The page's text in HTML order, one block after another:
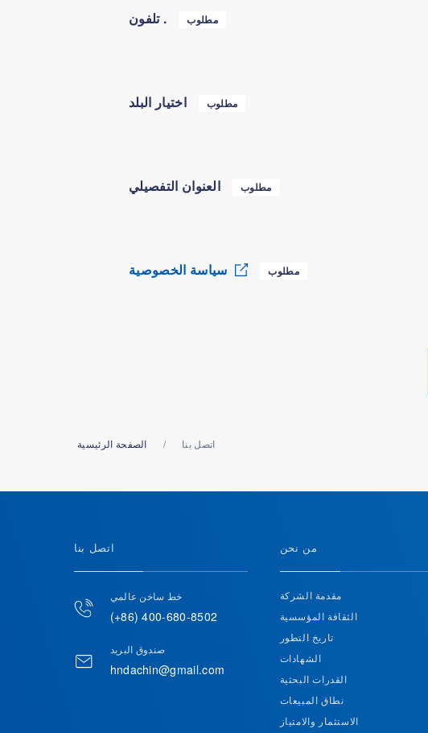
تلفون . مطلوب
اختيار البلد مطلوب
العنوان التفصيلي مطلوب
سياسة الخصوصية مطلوب
الصفحة الرئيسية اتصل بنا
اتصل بنا
خط ساخن عالمي
(+86) 400-680-8502
صندوق البريد
hndachin@gmail.com
من نحن
مقدمة الشركة
الثقافة المؤسسية
تاريخ التطور
الشهادات
القدرات البحثية
نطاق المبيعات
الاستثمار والامتياز